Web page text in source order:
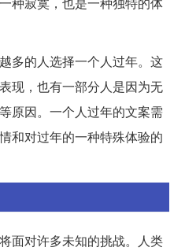
多的人选择一个人过年。这
现，也有一部分人是因为无
原因。一个人过年的文案需
和对过年的一种特殊体验的
面对许多未知的挑战。人类